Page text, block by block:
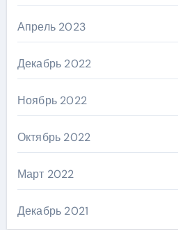
Апрель 2023
Декабрь 2022
Ноябрь 2022
Октябрь 2022
Март 2022
Декабрь 2021